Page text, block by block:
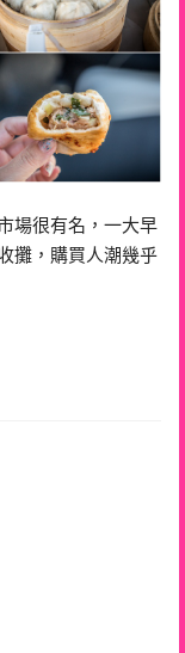
場很有名，一大早
攤，購買人潮幾乎